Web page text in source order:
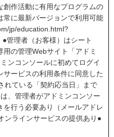
創作活動に有用なプログラムの
常に最新バージョンで利用可能
jp/education.html?
理者（お客様）はシート
用の管理Webサイト「アドミ
ンコンソールに初めてログイ
ービスの利用条件に同意した
れている「契約応当日」まで
、管理者がアドミンコンソー
を行う必要あり（メールアドレ
ンラインサービスの提供あり●